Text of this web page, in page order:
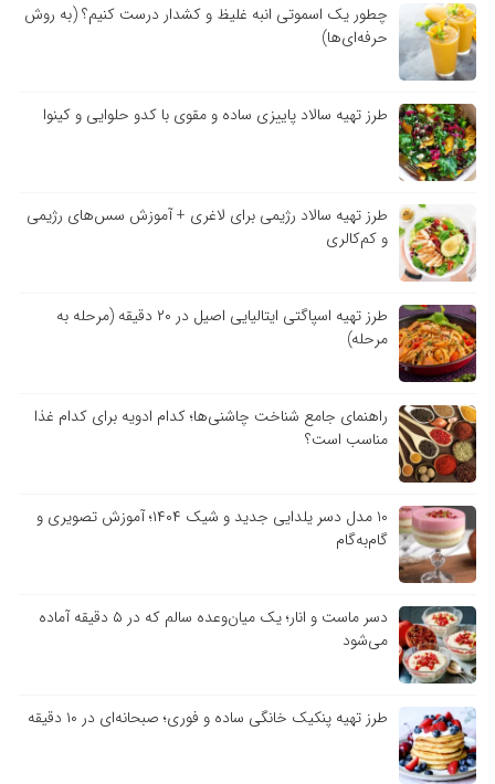
چطور یک اسموتی انبه غلیظ و کشدار درست کنیم؟ (به روش
حرفه‌ای‌ها)
طرز تهیه سالاد پاییزی ساده و مقوی با کدو حلوایی و کینوا
طرز تهیه سالاد رژیمی برای لاغری + آموزش سس‌های رژیمی
و کم‌کالری
طرز تهیه اسپاگتی ایتالیایی اصیل در ۲۰ دقیقه (مرحله به
مرحله)
راهنمای جامع شناخت چاشنی‌ها؛ کدام ادویه برای کدام غذا
مناسب است؟
۱۰ مدل دسر یلدایی جدید و شیک ۱۴۰۴؛ آموزش تصویری و
گام‌به‌گام
دسر ماست و انار؛ یک میان‌وعده سالم که در ۵ دقیقه آماده
می‌شود
طرز تهیه پنکیک خانگی ساده و فوری؛ صبحانه‌ای در ۱۰ دقیقه